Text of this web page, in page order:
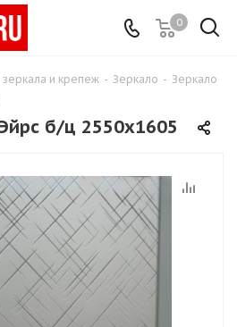
0
зеркала и крепеж - Зеркало - Зеркало
б/ц 2550х1605